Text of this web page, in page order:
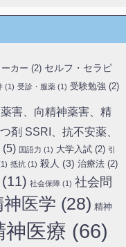
ーカー (2) セルフ・セラピ
(1) 受診・服薬 (1) 受験勉強 (2)
害、向精神薬害、精
剤 SSRI、抗不安薬、
(5) 国語力 (1) 大学入試 (2) 引
抵抗 (1) 殺人 (3) 治療法 (2)
(11) 社会保障 (1) 社会問
神医学 (28) 精神
神医療 (66)